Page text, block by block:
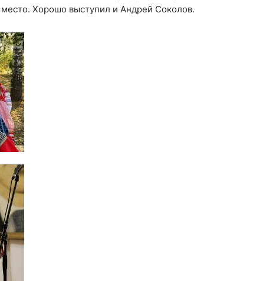
Хорошо выступил и Андрей Соколов.